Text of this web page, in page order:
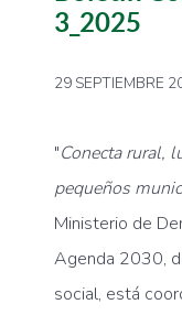
3_2025
29 SEPTIEMBRE
"Conecta rural, l
pequeños
Ministerio de
Agenda 2030,
social, está